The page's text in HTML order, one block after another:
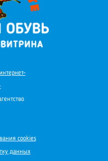
cookies
данных